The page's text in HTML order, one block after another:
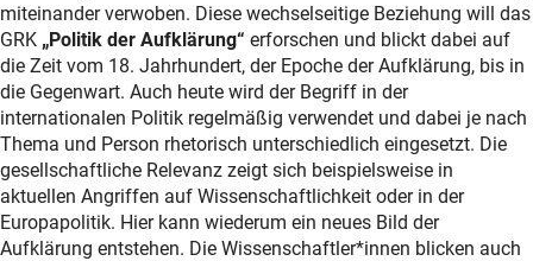
miteinander verwoben. Diese wechselseitige Beziehung will das
GRK „Politik der Aufklärung“ erforschen und blickt dabei auf
die Zeit vom 18. Jahrhundert, der Epoche der Aufklärung, bis in
die Gegenwart. Auch heute wird der Begriff in der
internationalen Politik regelmäßig verwendet und dabei je nach
Thema und Person rhetorisch unterschiedlich eingesetzt. Die
gesellschaftliche Relevanz zeigt sich beispielsweise in
aktuellen Angriffen auf Wissenschaftlichkeit oder in der
Europapolitik. Hier kann wiederum ein neues Bild der
Aufklärung entstehen. Die Wissenschaftler*innen blicken auch